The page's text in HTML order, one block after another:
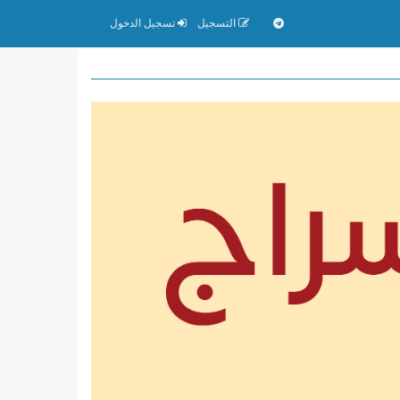
التسجيل تسجيل الدخول